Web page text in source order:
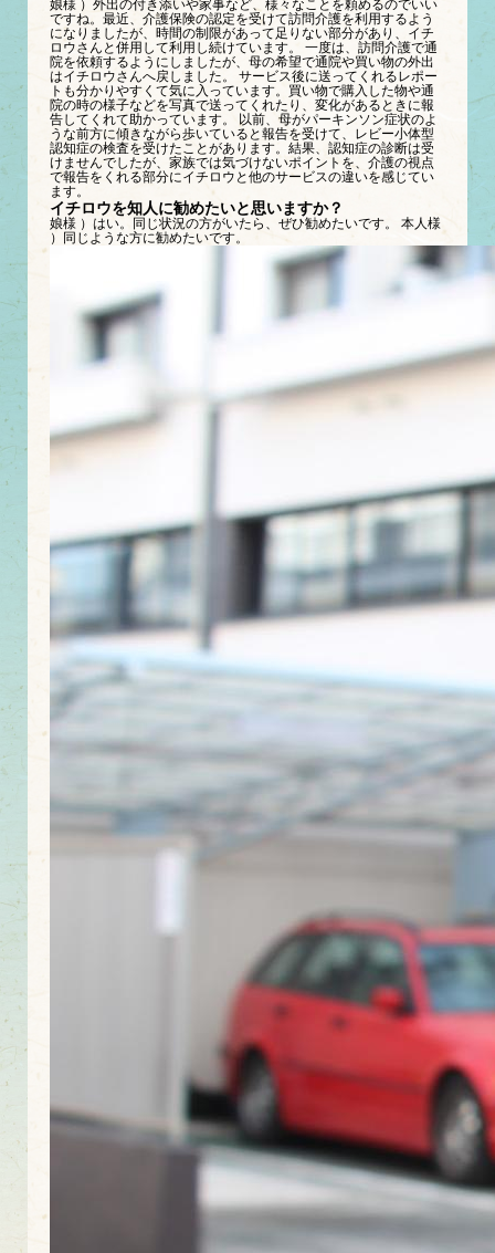
娘様 ）外出の付き添いや家事など、様々なことを頼めるのでいい
ですね。最近、介護保険の認定を受けて訪問介護を利用するよう
になりましたが、時間の制限があって足りない部分があり、イチ
ロウさんと併用して利用し続けています。 一度は、訪問介護で通
院を依頼するようにしましたが、母の希望で通院や買い物の外出
はイチロウさんへ戻しました。 サービス後に送ってくれるレポー
トも分かりやすくて気に入っています。買い物で購入した物や通
院の時の様子などを写真で送ってくれたり、変化があるときに報
告してくれて助かっています。 以前、母がパーキンソン症状のよ
うな前方に傾きながら歩いていると報告を受けて、レビー小体型
認知症の検査を受けたことがあります。結果、認知症の診断は受
けませんでしたが、家族では気づけないポイントを、介護の視点
で報告をくれる部分にイチロウと他のサービスの違いを感じてい
ます。
イチロウを知人に勧めたいと思いますか？
娘様 ）はい。同じ状況の方がいたら、ぜひ勧めたいです。 本人様
）同じような方に勧めたいです。